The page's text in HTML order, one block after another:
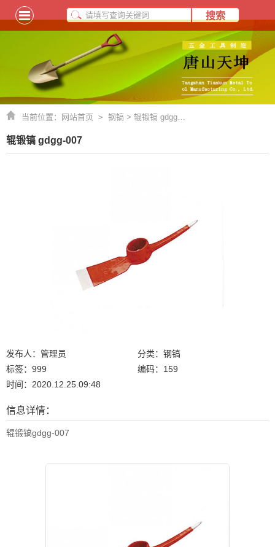
当前位置： 网站首页 > 钢镐 > 辊锻镐 gdgg-007
辊锻镐 gdgg-007
发布人：管理员
分类：钢镐
标签：999
编码：159
时间：2020.12.25.09:48
信息详情：
辊锻镐gdgg-007